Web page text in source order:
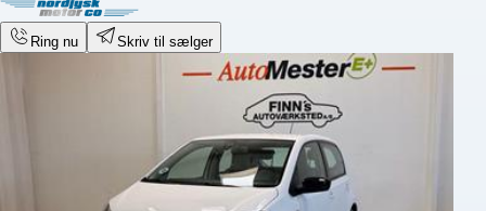
Ring nu Skriv til sælger